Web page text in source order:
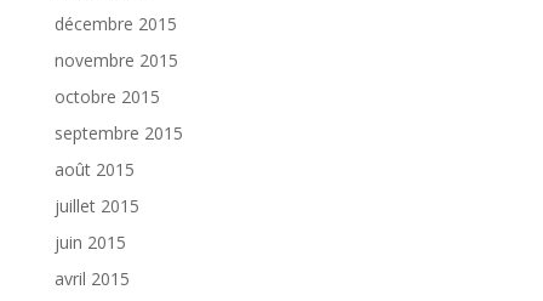
décembre 2015
novembre 2015
octobre 2015
septembre 2015
août 2015
juillet 2015
juin 2015
avril 2015